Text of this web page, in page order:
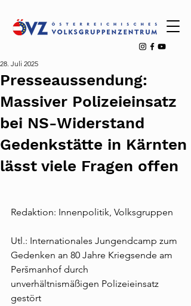
Presseaussendung:
Massiver Polizeieinsatz
bei NS-Widerstand
Gedenkstätte in Kärnten
lässt viele Fragen offen
28. Juli 2025
Redaktion: Innenpolitik, Volksgruppen
Utl.: Internationales Jungendcamp zum
Gedenken an 80 Jahre Kriegsende am
Peršmanhof durch
unverhältnismäßigen Polizeieinsatz
gestört